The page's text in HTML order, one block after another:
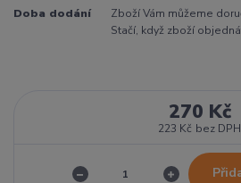
Doba dodání
Zboží Vám můžeme
Stačí, když zboží
270 Kč
223 Kč bez DPH